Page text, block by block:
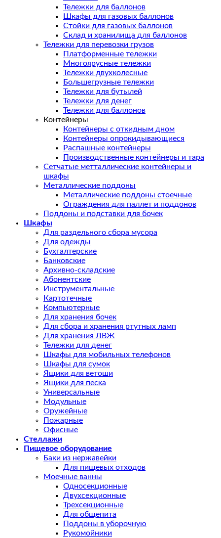
Тележки для баллонов
Шкафы для газовых баллонов
Стойки для газовых баллонов
Склад и хранилища для баллонов
Тележки для перевозки грузов
Платформенные тележки
Многоярусные тележки
Тележки двухколесные
Большегрузные тележки
Тележки для бутылей
Тележки для денег
Тележки для баллонов
Контейнеры
Контейнеры с откидным дном
Контейнеры опрокидывающиеся
Распашные контейнеры
Производственные контейнеры и тара
Сетчатые метталлические контейнеры и
шкафы
Металлические поддоны
Металлические поддоны стоечные
Ограждения для паллет и поддонов
Поддоны и подставки для бочек
Шкафы
Для раздельного сбора мусора
Для одежды
Бухгалтерские
Банковские
Архивно-складские
Абонентские
Инструментальные
Картотечные
Компьютерные
Для хранения бочек
Для сбора и хранения ртутных ламп
Для хранения ЛВЖ
Тележки для денег
Шкафы для мобильных телефонов
Шкафы для сумок
Ящики для ветоши
Ящики для песка
Универсальные
Модульные
Оружейные
Пожарные
Офисные
Стеллажи
Пищевое оборудование
Баки из нержавейки
Для пищевых отходов
Моечные ванны
Односекционные
Двухсекционные
Трехсекционные
Для общепита
Поддоны в уборочную
Рукомойники